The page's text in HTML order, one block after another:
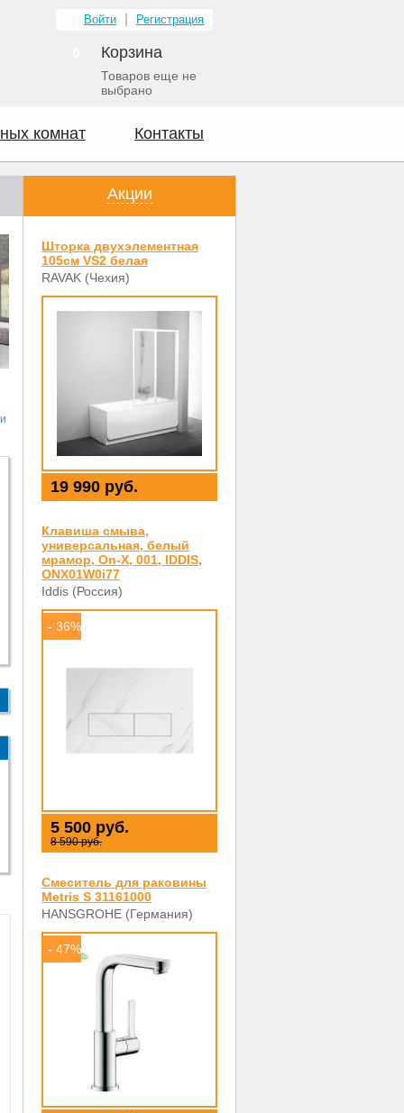
Войти Регистрация
Корзина
Товаров еще не
выбрано
комнат Контакты
Акции
Шторка двухэлементная
105см VS2 белая
RAVAK (Чехия)
19 990 руб.
Клавиша смыва,
универсальная, белый
мрамор, On-X, 001, IDDIS,
ONX01W0i77
Iddis (Россия)
- 36%
5 500 руб.
8 590 руб.
Смеситель для раковины
Metris S 31161000
HANSGROHE (Германия)
- 47%